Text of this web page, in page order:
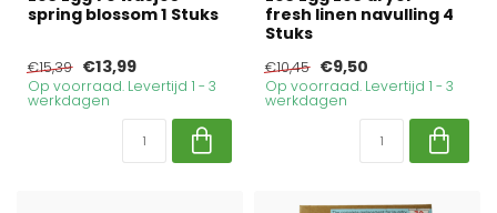
spring blossom 1 Stuks
€15,39 €13,99
Op voorraad. Levertijd 1 - 3
werkdagen
fresh linen navulling 4
Stuks
€10,45 €9,50
Op voorraad. Levertijd 1 - 3
werkdagen